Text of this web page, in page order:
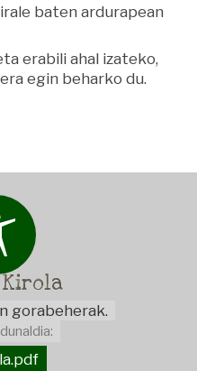
baten ardurapean
erabili ahal izateko,
egin beharko du.
Kirola
gorabeherak.